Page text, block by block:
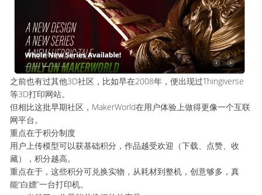
之前也有过其他3D社区，比如早在2008年，便出现过Thingiverse
等3D打印网站。
但相比这批早期社区，MakerWorld在用户体验上做得更像一个互联
网平台。
重点在于积分制度
用户上传模型可以获基础积分，作品越受欢迎（下载、点赞、收
藏），积分越高。
重点在于，这些积分可兑换实物，从耗材到整机，创意够多，真
能“白嫖”一台打印机。